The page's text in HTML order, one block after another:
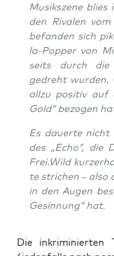
Musik­sze­ne
den Riva­len
befan­den sich
la-Pop­per von
seits durch die
gedreht wur­den,
all­zu posi­tiv auf
Gold“ bezo­gen
Es dau­er­te nicht
des „Echo“, die
Frei.Wild
te stri­chen – also
in den Augen
Gesin­nung“ hat.
Die inkri­mi­nier­ten